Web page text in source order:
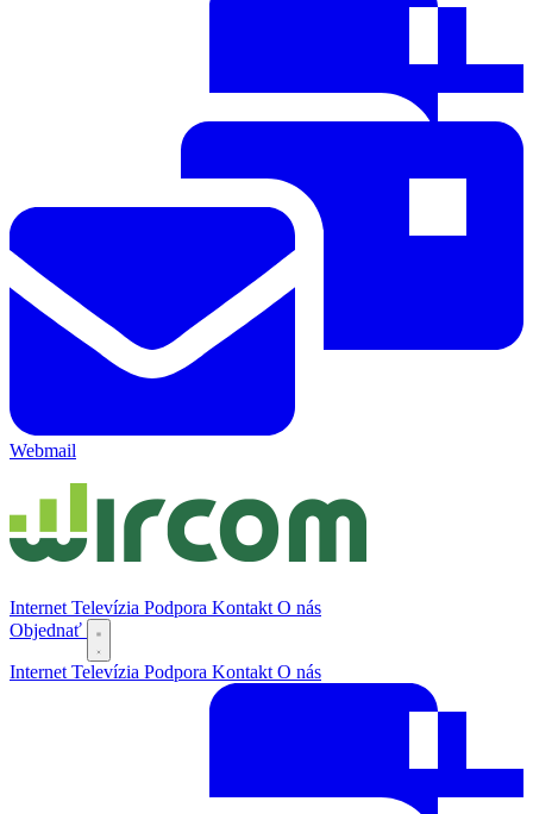
Webmail
Internet Televízia Podpora Kontakt O nás
Objednať
Internet Televízia Podpora Kontakt O nás